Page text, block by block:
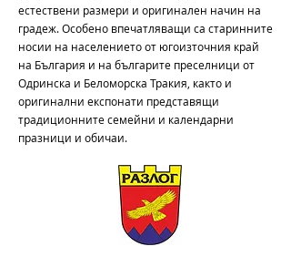
естествени размери и оригинален начин на
градеж. Особено впечатляващи са старинните
носии на населението от югоизточния край
на България и на българите преселници от
Одринска и Беломорска Тракия, както и
оригинални експонати представящи
традиционните семейни и календарни
празници и обичаи.